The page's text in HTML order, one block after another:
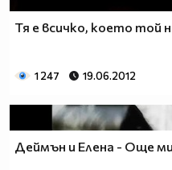
Тя е всичко, което той
1 247 19.06.2012
Деймън и Елена - Още